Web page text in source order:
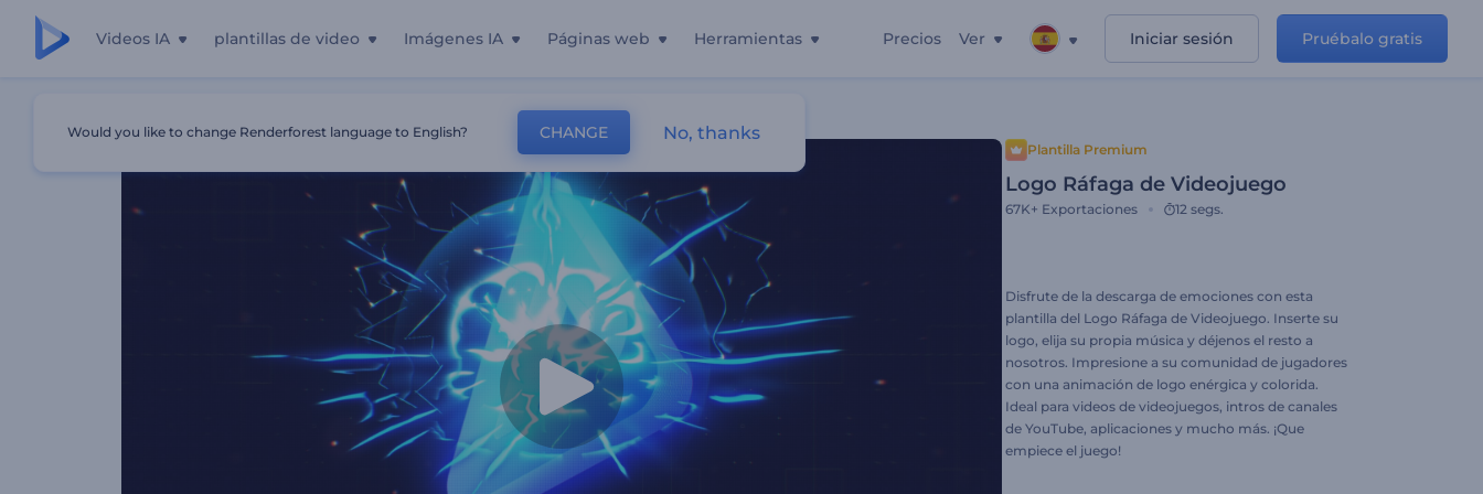
Videos IA plantillas de video Imágenes IA Páginas web Herramientas Precios Ver Iniciar sesión Pruébalo gratis
Plantilla Premium
Logo Ráfaga de Videojuego
67K+ Exportaciones 12 segs.
Disfrute de la descarga de emociones con esta
plantilla del Logo Ráfaga de Videojuego. Inserte su
logo, elija su propia música y déjenos el resto a
nosotros. Impresione a su comunidad de jugadores
con una animación de logo enérgica y colorida.
Ideal para videos de videojuegos, intros de canales
de YouTube, aplicaciones y mucho más. ¡Que
empiece el juego!
Would you like to change Renderforest language to English? CHANGE No, thanks